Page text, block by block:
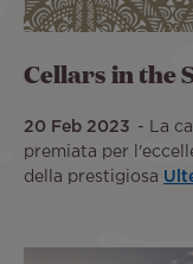
Cellars in the
20 Feb 2023
La
premiata per
della prestigiosa